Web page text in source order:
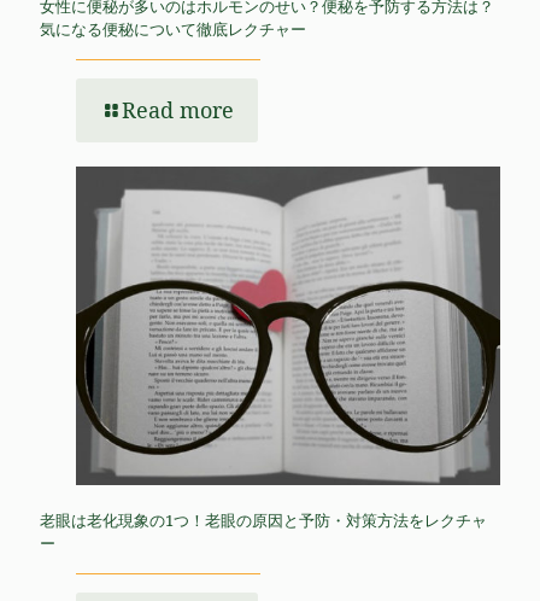
女性に便秘が多いのはホルモンのせい？便秘を予防する方法は？
気になる便秘について徹底レクチャー
Read more
老眼は老化現象の1つ！老眼の原因と予防・対策方法をレクチャ
ー